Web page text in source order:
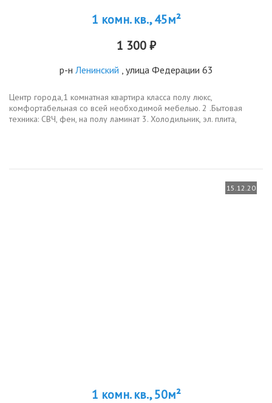
1 комн. кв., 45м²
1 300 ₽
р-н Ленинский , улица Федерации 63
Центр города,1 комнатная квартира класса полу люкс,
комфортабельная со всей необходимой мебелью. 2 .Бытовая
техника: СВЧ, фен, на полу ламинат 3. Холодильник, эл. плита,
15.12.20
1 комн. кв., 50м²